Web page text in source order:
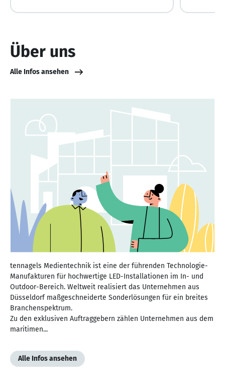
Über uns
Alle Infos ansehen
tennagels Medientechnik ist eine der führenden Technologie-
Manufakturen für hochwertige LED-Installationen im In- und
Outdoor-Bereich. Weltweit realisiert das Unternehmen aus
Düsseldorf maßgeschneiderte Sonderlösungen für ein breites
Branchenspektrum.
Zu den exklusiven Auftraggebern zählen Unternehmen aus dem
maritimen...
Alle Infos ansehen